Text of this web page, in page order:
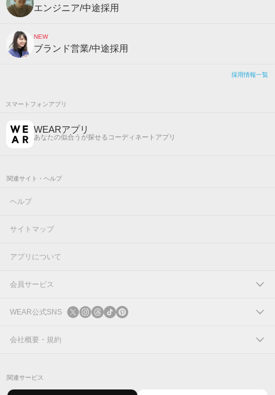
エンジニア/中途採用
NEW
ブランド営業/中途採用
採用情報一覧
スマートフォンアプリ
WEARアプリ
あなたの似合うが探せるコーディネートアプリ
関連サイト・ヘルプ
ヘルプ
サイトマップ
アプリについて
会員サービス
ログイン
新規会員登録
WEAR公式SNS
X
会社概要・規約
関連サービス